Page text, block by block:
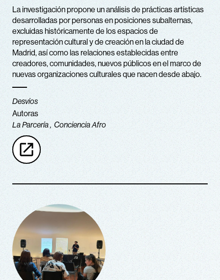
La investigación propone un análisis de prácticas artísticas
desarrolladas por personas en posiciones subalternas,
excluidas históricamente de los espacios de
representación cultural y de creación en la ciudad de
Madrid, así como las relaciones establecidas entre
creadores, comunidades, nuevos públicos en el marco de
nuevas organizaciones culturales que nacen desde abajo.
Desvíos
Autoras
La Parcería Conciencia Afro